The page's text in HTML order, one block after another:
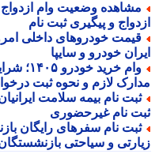
وضعیت وام ازدواج با
و پیگیری ثبت نام
خودرو و سایپا
وام خرید
لازم و نحوه ثبت
نام غیرحضوری
و سیاحتی بازنشستگان